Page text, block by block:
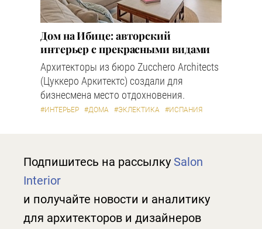
Дом на Ибице: авторский
интерьер с прекрасными видами
Архитекторы из бюро Zucchero Architects
(Цуккеро Аркитектс) создали для
бизнесмена место отдохновения.
#ИНТЕРЬЕР #ДОМА #ЭКЛЕКТИКА #ИСПАНИЯ
Подпишитесь на рассылку Salon
Interior
и получайте новости и аналитику
для архитекторов и дизайнеров